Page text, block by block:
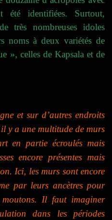
été identifiées. Surtout,
très nombreuses idoles
noms à deux variétés de
», celles de Kapsala et de
et sur d’autres endroits
y a une multitude de murs
en partie écroulés mais
encore présentes mais
Ici, les murs sont encore
par leurs ancètres pour
moutons. Il faut imaginer
dans les périodes